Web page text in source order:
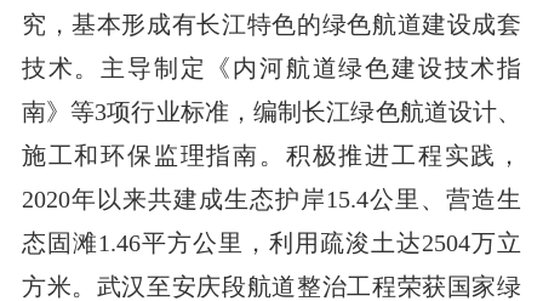
究，基本形成有长江特色的绿色航道建设成套
技术。主导制定《内河航道绿色建设技术指
南》等3项行业标准，编制长江绿色航道设计、
施工和环保监理指南。积极推进工程实践，
2020年以来共建成生态护岸15.4公里、营造生
态固滩1.46平方公里，利用疏浚土达2504万立
方米。武汉至安庆段航道整治工程荣获国家绿